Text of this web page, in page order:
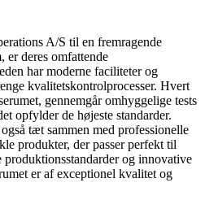
A/S til en fremragende
er deres omfattende
har moderne faciliteter og
kvalitetskontrolprocesser. Hvert
gennemgår omhyggelige tests
opfylder de højeste standarder.
tæt sammen med professionelle
produkter, der passer perfekt til
og innovative
er af exceptionel kvalitet og